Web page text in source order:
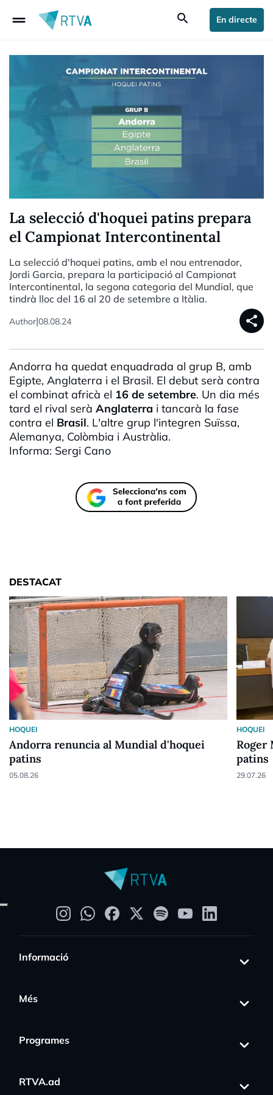
drag_handle search En directe
La selecció d'hoquei patins prepara
el Campionat Intercontinental
La selecció d'hoquei patins, amb el nou entrenador,
Jordi Garcia, prepara la participació al Campionat
Intercontinental, la segona categoria del Mundial, que
tindrà lloc del 16 al 20 de setembre a Itàlia.
Author|08.08.24 share
Andorra ha quedat enquadrada al grup B, amb
Egipte, Anglaterra i el Brasil. El debut serà contra
el combinat africà el 16 de setembre. Un dia més
tard el rival serà Anglaterra i tancarà la fase
contra el Brasil. L'altre grup l'integren Suïssa,
Alemanya, Colòmbia i Austràlia.
Informa: Sergi Cano
DESTACAT
HOQUEI
Andorra renuncia al Mundial d'hoquei
patins
05.08.26
HOQUEI
Roger
patins
29.07.26
Informació
Més
Programes
RTVA.ad